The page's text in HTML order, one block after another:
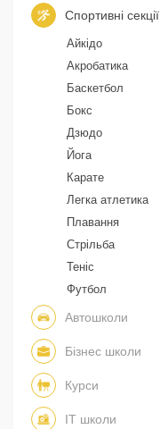
Спортивні секції
Айкідо
Акробатика
Баскетбол
Бокс
Дзюдо
Йога
Карате
Легка атлетика
Плавання
Стрільба
Теніс
Футбол
Автошколи
Бізнес школи
Курси
IT школи